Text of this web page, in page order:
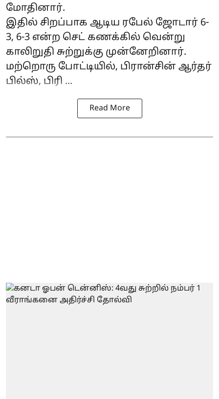
மோதினார்.
இதில் சிறப்பாக ஆடிய ரபேல் ஜோடார் 6-
3, 6-3 என்ற செட் கணக்கில் வென்று
காலிறுதி சுற்றுக்கு முன்னேறினார்.
மற்றொரு போட்டியில், பிரான்சின் ஆர்தர்
பில்ஸ், பிரி ...
Read More